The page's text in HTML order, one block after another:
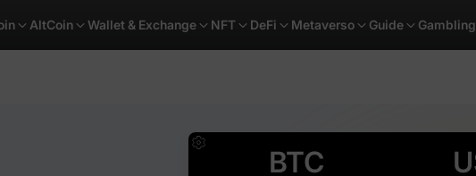
AltCoin Wallet & Exchange NFT DeFi Metaverso Guide Gambling